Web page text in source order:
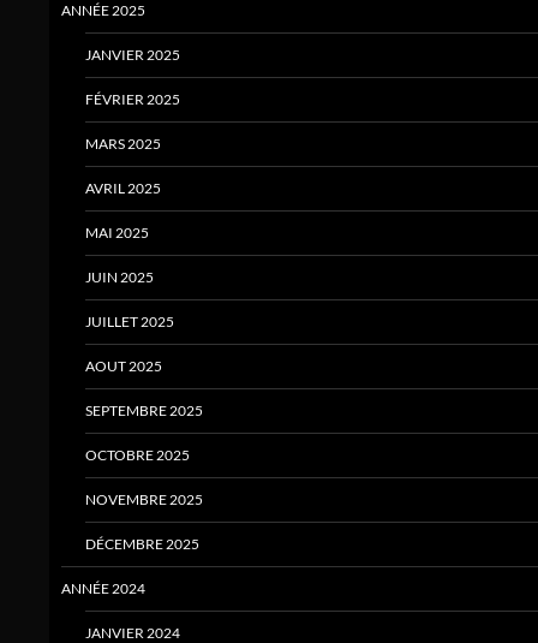
ANNÉE 2025
JANVIER 2025
FÉVRIER 2025
MARS 2025
AVRIL 2025
MAI 2025
JUIN 2025
JUILLET 2025
AOUT 2025
SEPTEMBRE 2025
OCTOBRE 2025
NOVEMBRE 2025
DÉCEMBRE 2025
ANNÉE 2024
JANVIER 2024